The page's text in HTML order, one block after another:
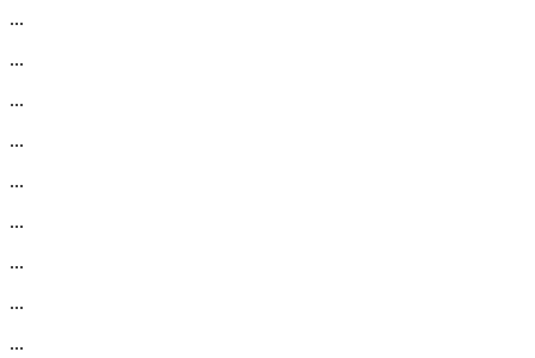
...
...
...
...
...
...
...
...
...